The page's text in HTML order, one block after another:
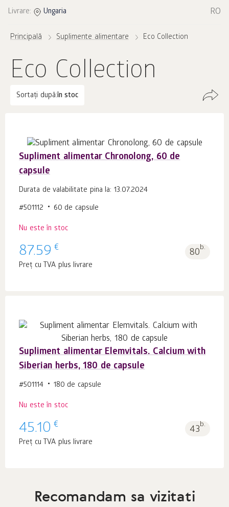
Livrare: Ungaria RO
Principală Suplimente alimentare Eco Collection
Eco Collection
Sortați după:în stoc
Supliment alimentar Сhronolong, 60 de
capsule
Durata de valabilitate pina la: 13.07.2024
#501112 60 de capsule
Nu este în stoc
87.59 € 80b.
Preț cu TVA plus livrare
Supliment alimentar Elemvitals. Calcium with
Siberian herbs, 180 de capsule
#501114 180 de capsule
Nu este în stoc
45.10 € 43b.
Preț cu TVA plus livrare
Recomandam sa vizitati